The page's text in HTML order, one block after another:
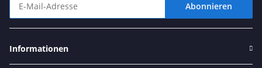
Abonnieren
Informationen